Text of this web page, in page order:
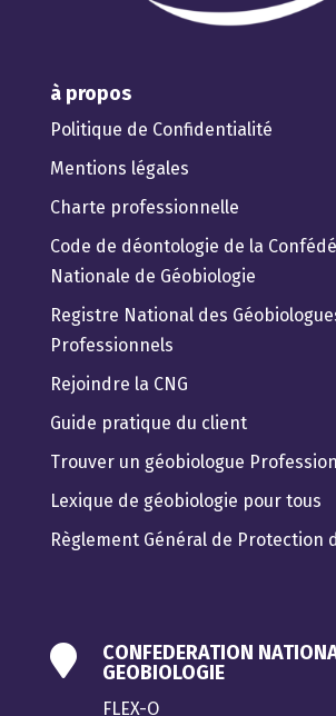
à propos
Politique de Confidentialité
Mentions légales
Charte professionnelle
Code de déontologie de la
Nationale de Géobiologie
Registre National des
Professionnels
Rejoindre la CNG
Guide pratique du client
Trouver un géobiologue
Lexique de géobiologie pour tous
Règlement Général de Protection

CONFEDERATION
GEOBIOLOGIE
FLEX-O